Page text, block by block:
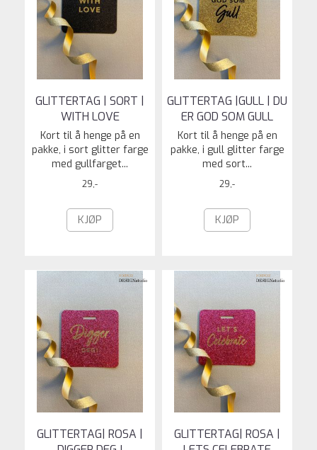
GLITTERTAG | SORT |
WITH LOVE
Kort til å henge på en
pakke, i sort glitter farge
med gullfarget...
29,-
KJØP
GLITTERTAG |GULL | DU
ER GOD SOM GULL
Kort til å henge på en
pakke, i gull glitter farge
med sort...
29,-
KJØP
GLITTERTAG| ROSA |
GLITTERTAG| ROSA |